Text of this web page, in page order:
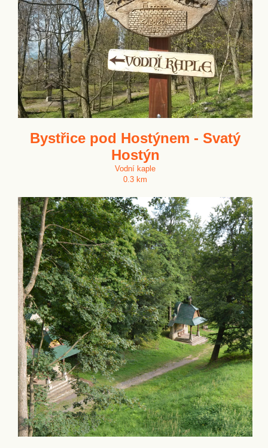
Bystřice pod Hostýnem - Svatý
Hostýn
Vodní kaple
0.3 km